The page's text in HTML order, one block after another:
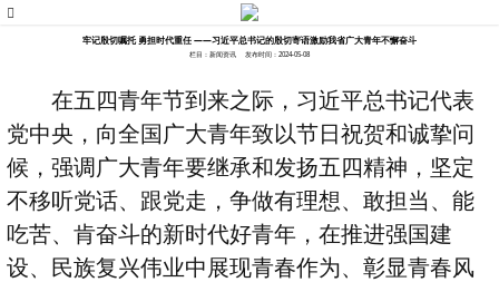
牢记殷切嘱托 勇担时代重任 ——习近平总书记的殷切寄语激励我省广大青年不懈奋斗
栏目：新闻资讯 发布时间：2024-05-08
在五四青年节到来之际，习近平总书记代表
党中央，向全国广大青年致以节日祝贺和诚挚问
候，强调广大青年要继承和发扬五四精神，坚定
不移听党话、跟党走，争做有理想、敢担当、能
吃苦、肯奋斗的新时代好青年，在推进强国建
设、民族复兴伟业中展现青春作为、彰显青春风